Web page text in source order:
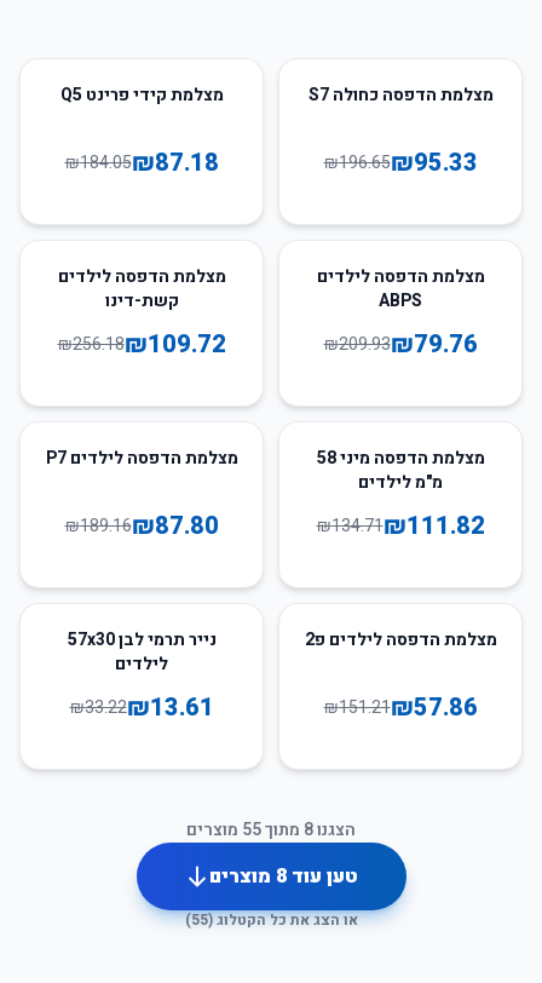
52%מצלמת הדפסה כחולה S7
₪95.33
₪196.65
53
מצלמת קידי פרינט Q5
₪87.18
₪184.05
62
מצלמת הדפסה לילדים
ABPS
₪79.76
₪209.93
57
מצלמת הדפסה לילדים
קשת-דינו
₪109.72
₪256.18
17
מצלמת הדפסה מיני 58
מ"מ לילדים
₪111.82
₪134.71
54%מצלמת הדפסה לילדים P7
₪87.80
₪189.16
62%מצלמת הדפסה לילדים פ2
₪57.86
₪151.21
נייר תרמי לבן 57x30
לילדים
₪13.61
₪33.22
הצגנו8 מתוך55 מוצרים
טען עוד8 מוצרים
או הצג את כל הקטלוג (55
)